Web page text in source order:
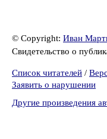
© Copyright: Иван
Свидетельство о
Список читателей /
Заявить о нарушении
Другие произведения